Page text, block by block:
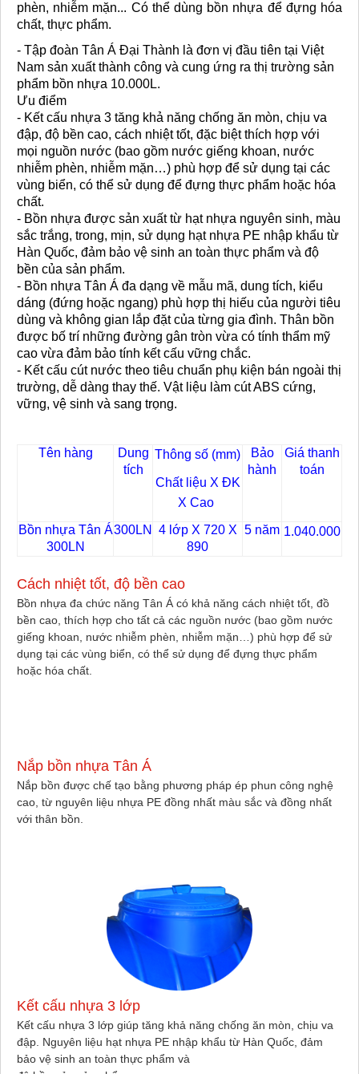
phèn, nhiễm mặn... Có thể dùng bồn nhựa để đựng hóa
chất, thực phẩm.
- Tập đoàn Tân Á Đại Thành là đơn vị đầu tiên tại Việt
Nam sản xuất thành công và cung ứng ra thị trường sản
phẩm bồn nhựa 10.000L.
Ưu điểm
- Kết cấu nhựa 3 tăng khả năng chống ăn mòn, chịu va
đập, độ bền cao, cách nhiệt tốt, đặc biệt thích hợp với
mọi nguồn nước (bao gồm nước giếng khoan, nước
nhiễm phèn, nhiễm mặn…) phù hợp để sử dụng tại các
vùng biển, có thể sử dụng để đựng thực phẩm hoặc hóa
chất.
- Bồn nhựa được sản xuất từ hạt nhựa nguyên sinh, màu
sắc trắng, trong, mịn, sử dụng hạt nhựa PE nhập khẩu từ
Hàn Quốc, đảm bảo vệ sinh an toàn thực phẩm và độ
bền của sản phẩm.
- Bồn nhựa Tân Á đa dạng về mẫu mã, dung tích, kiểu
dáng (đứng hoặc ngang) phù hợp thị hiếu của người tiêu
dùng và không gian lắp đặt của từng gia đình. Thân bồn
được bố trí những đường gân tròn vừa có tính thẩm mỹ
cao vừa đảm bảo tính kết cấu vững chắc.
- Kết cấu cút nước theo tiêu chuẩn phụ kiện bán ngoài thị
trường, dễ dàng thay thế. Vật liệu làm cút ABS cứng,
vững, vệ sinh và sang trọng.
Tên hàng
Dung
tích
Thông số (mm)
Chất liệu X ĐK
X Cao
Bảo
hành
Giá thanh
toán
Bồn nhựa Tân Á
300LN
300LN
4 lớp X 720 X
890
5 năm 1.040.000
Cách nhiệt tốt, độ bền cao
Bồn nhựa đa chức năng Tân Á có khả năng cách nhiệt tốt, đồ
bền cao, thích hợp cho tất cả các nguồn nước (bao gồm nước
giếng khoan, nước nhiễm phèn, nhiễm mặn…) phù hợp để sử
dụng tại các vùng biển, có thể sử dụng để đựng thực phẩm
hoặc hóa chất.
Nắp bồn nhựa Tân Á
Nắp bồn được chế tạo bằng phương pháp ép phun công nghệ
cao, từ nguyên liệu nhựa PE đồng nhất màu sắc và đồng nhất
với thân bồn.
Kết cấu nhựa 3 lớp
Kết cấu nhựa 3 lớp giúp tăng khả năng chống ăn mòn, chịu va
đập. Nguyên liệu hạt nhựa PE nhập khẩu từ Hàn Quốc, đảm
bảo vệ sinh an toàn thực phẩm và